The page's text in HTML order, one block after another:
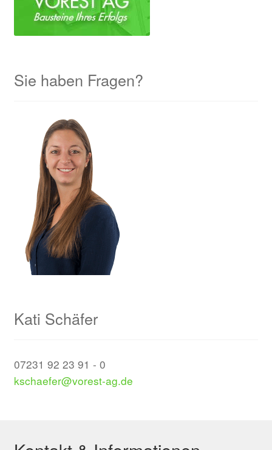
Sie haben Fragen?
Kati Schäfer
07231 92 23 91 - 0
kschaefer@vorest-ag.de